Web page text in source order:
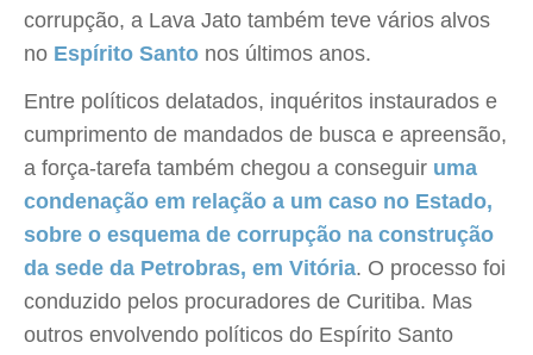
corrupção, a Lava Jato também teve vários alvos
no Espírito Santo nos últimos anos.
Entre políticos delatados, inquéritos instaurados e
cumprimento de mandados de busca e apreensão,
a força-tarefa também chegou a conseguir uma
condenação em relação a um caso no Estado,
sobre o esquema de corrupção na construção
da sede da Petrobras, em Vitória. O processo foi
conduzido pelos procuradores de Curitiba. Mas
outros envolvendo políticos do Espírito Santo